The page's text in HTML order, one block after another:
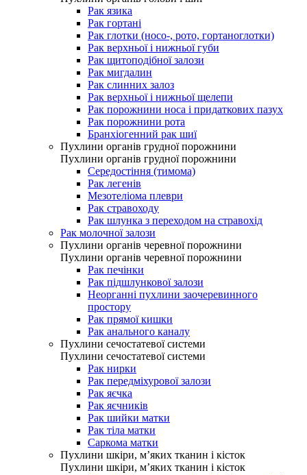
Рак язика
Рак гортані
Рак глотки (носо-, рото, гортаноглотки)
Рак верхньої і нижньої губи
Рак щитоподібної залози
Рак мигдалин
Рак слинних залоз
Рак верхньої і нижньої щелепи
Рак порожнини носа і придаткових пазух
Рак порожнини рота
Бранхіогенний рак шиї
Пухлини органів грудної порожнини
Пухлини органів грудної порожнини
Середостіння (тимома)
Рак легенів
Мезотеліома плеври
Рак стравоходу
Рак шлунка з переходом на стравохід
Рак молочної залози
Пухлини органів черевної порожнини
Пухлини органів черевної порожнини
Рак печінки
Рак підшлункової залози
Неорганні пухлини заочеревинного
простору
Рак прямої кишки
Рак анального каналу
Пухлини сечостатевої системи
Пухлини сечостатевої системи
Рак нирки
Рак передміхурової залози
Рак яєчка
Рак яєчників
Рак шийки матки
Рак тіла матки
Саркома матки
Пухлини шкіри, м’яких тканин і кісток
Пухлини шкіри, м’яких тканин і кісток